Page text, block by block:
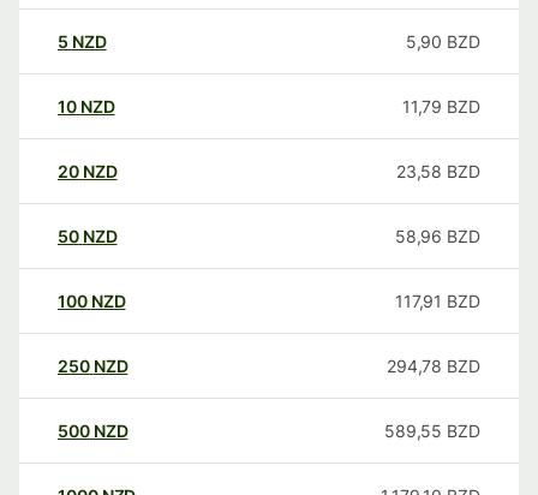
5 NZD 5,90 BZD
10 NZD 11,79 BZD
20 NZD 23,58 BZD
50 NZD 58,96 BZD
100 NZD 117,91 BZD
250 NZD 294,78 BZD
500 NZD 589,55 BZD